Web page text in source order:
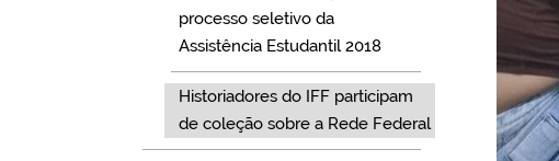
processo seletivo da
Assistência Estudantil 2018
Historiadores do IFF participam
de coleção sobre a Rede Federal